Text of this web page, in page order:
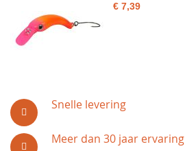
Snelle levering
Meer dan 30 jaar ervaring
€ 7,39